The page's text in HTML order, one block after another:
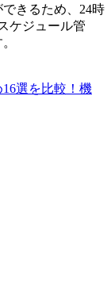
きるため、24時
ケジュール管
16選を比較！機